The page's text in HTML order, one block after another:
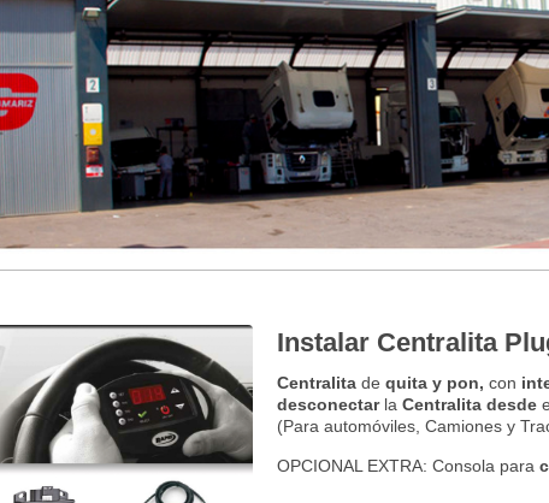
Instalar Centralita
Centralita dequita y pon, con
desconectarlaCentralita desde
(Para automóviles, Camiones y
OPCIONAL EXTRA: Consola para